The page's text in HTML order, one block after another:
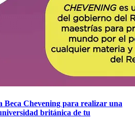
Chevening para realizar una
británica de tu